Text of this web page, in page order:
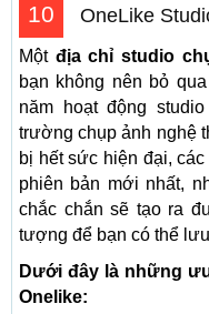
10 OneLike
Một địa chỉ studio
bạn không nên bỏ
năm hoạt động
trường chụp ảnh nghệ
bị hết sức hiện đại,
phiên bản mới nhất,
chắc chắn sẽ tạo ra
tượng để bạn có thể
Dưới đây là những
Onelike: